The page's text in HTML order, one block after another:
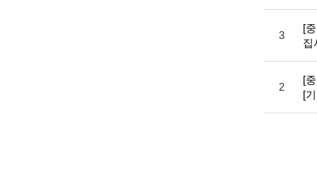
3
[
집
2
[
[